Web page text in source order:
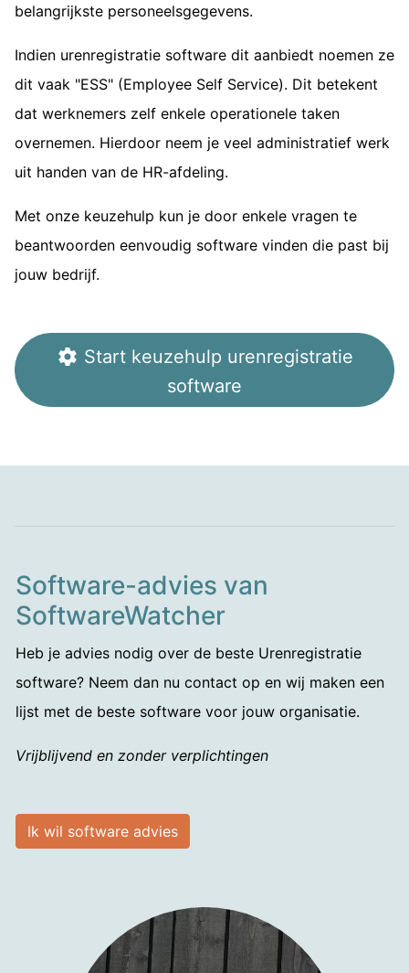
belangrijkste personeelsgegevens.
Indien urenregistratie software dit aanbiedt noemen ze
dit vaak "ESS" (Employee Self Service). Dit betekent
dat werknemers zelf enkele operationele taken
overnemen. Hierdoor neem je veel administratief werk
uit handen van de HR-afdeling.
Met onze keuzehulp kun je door enkele vragen te
beantwoorden eenvoudig software vinden die past bij
jouw bedrijf.
settings Start keuzehulp urenregistratie
software
Software-advies van
SoftwareWatcher
Heb je advies nodig over de beste Urenregistratie
software? Neem dan nu contact op en wij maken een
lijst met de beste software voor jouw organisatie.
Vrijblijvend en zonder verplichtingen
Ik wil software advies